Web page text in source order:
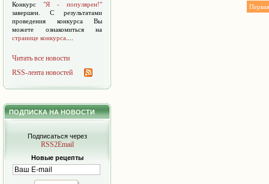
Конкурс "Я - популярен!"
завершен. С результатами
проведения конкурса Вы
можете ознакомиться на
странице конкурса
Читать все новости
RSS-лента новостей
ПОДПИСКА НА НОВОСТИ
Подписаться через
RSS2Email
Новые рецепты
Первая